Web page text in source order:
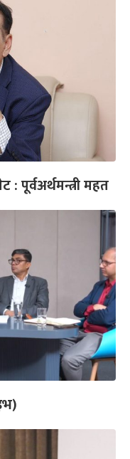
: पूर्वअर्थमन्त्री महत